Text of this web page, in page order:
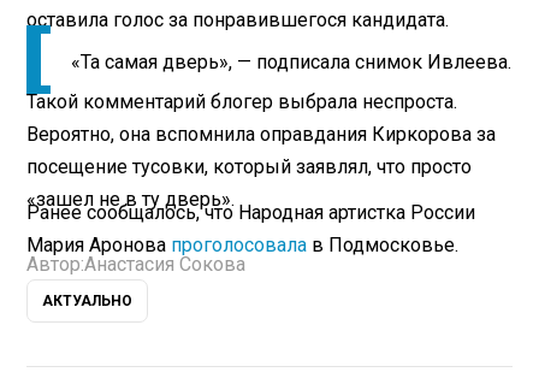
оставила голос за понравившегося кандидата.
«Та самая дверь», — подписала снимок Ивлеева.
Такой комментарий блогер выбрала неспроста.
Вероятно, она вспомнила оправдания Киркорова за
посещение тусовки, который заявлял, что просто
«зашел не в ту дверь».
Ранее сообщалось, что Народная артистка России
Мария Аронова проголосовала в Подмосковье.
Автор:Анастасия Сокова
АКТУАЛЬНО